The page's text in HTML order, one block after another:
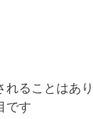
ることはあり
です